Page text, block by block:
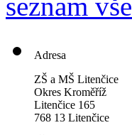
seznam
Adresa
ZŠ a MŠ Litenčice
Okres Kroměříž
Litenčice 165
768 13 Litenčice